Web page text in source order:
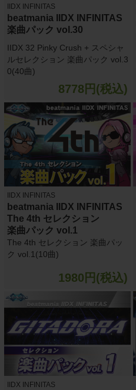
IIDX INFINITAS
beatmania IIDX INFINITAS
楽曲パック vol.30
IIDX 32 Pinky Crush + スペシャ
ルセレクション 楽曲パック vol.3
0(40曲)
8778円(税込)
IIDX INFINITAS
beatmania IIDX INFINITAS
The 4th セレクション
楽曲パック vol.1
The 4th セレクション 楽曲パッ
ク vol.1(10曲)
1980円(税込)
IIDX INFINITAS